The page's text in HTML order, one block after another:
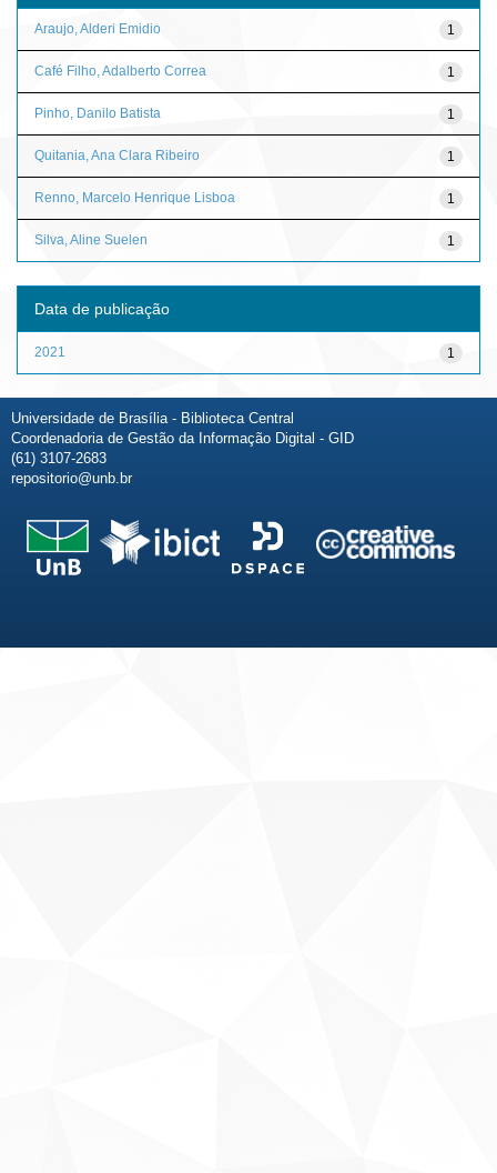
1
Araujo, Alderi Emidio
1
Café Filho, Adalberto Correa
1
Pinho, Danilo Batista
1
Quitania, Ana Clara Ribeiro
1
Renno, Marcelo Henrique Lisboa
1
Silva, Aline Suelen
Data de publicação
1
2021
Universidade de Brasília - Biblioteca Central
Coordenadoria de Gestão da Informação Digital - GID
(61) 3107-2683
repositorio@unb.br